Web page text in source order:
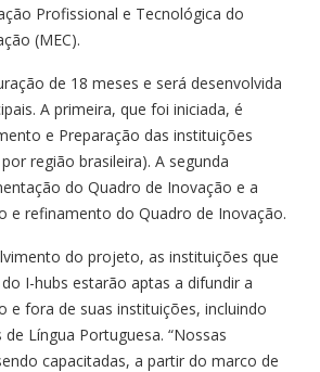
Profissional e Tecnológica do
(MEC).
de 18 meses e será desenvolvida
A primeira, que foi iniciada, é
e Preparação das instituições
região brasileira). A segunda
do Quadro de Inovação e a
e refinamento do Quadro de Inovação.
do projeto, as instituições que
I-hubs estarão aptas a difundir a
e fora de suas instituições, incluindo
Língua Portuguesa. “Nossas
capacitadas, a partir do marco de